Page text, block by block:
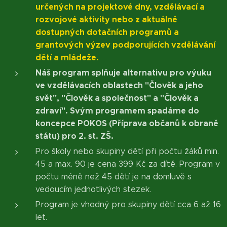
určených na projektové dny, vzdělávací a
rozvojové aktivity nebo z aktuálně
dostupných dotačních programů a
grantových výzev podporujících vzdělávání
dětí a mládeže.
Náš program splňuje alternativu pro výuku
ve vzdělávacích oblastech "Člověk a jeho
svět", "Člověk a společnost" a "Člověk a
zdraví". Svým programem spadáme do
koncepce POKOS (Příprava občanů k obraně
státu) pro 2. st. ZŠ.
Pro školy nebo skupiny dětí při počtu žáků min.
45 a max. 90 je cena 399 Kč za dítě. Program v
počtu méně než 45 dětí je na domluvě s
vedoucím jednotlivých stezek.
Program je vhodný pro skupiny dětí cca 6 až 16
let.